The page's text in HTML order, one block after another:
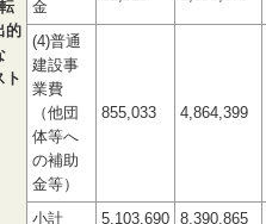
的
ト
金
(4)普通
建設事
業費
（他団
体等へ
の補助
金等）
855,033 4,864,399
小計 5,103,690 8,390,865